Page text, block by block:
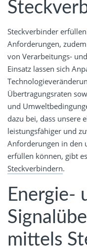
Steckverbinder
Anforderungen,
von Verarbeitungs-
Einsatz lassen sich
Übertragungsraten
und
dazu bei, dass unsere
leistungsfähiger und
Anforderungen in den
erfüllen können, gibt es
Steckverbindern.
Energie-
mittels